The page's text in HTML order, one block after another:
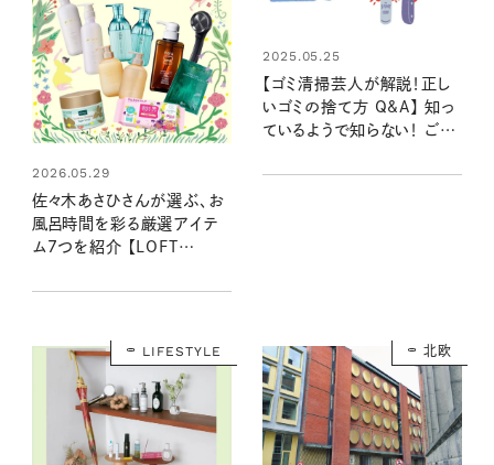
2026.05.29
佐々木あさひさんが選ぶ、お
風呂時間を彩る厳選アイテ
ム7つを紹介 【LOFT
2025.05.25
【ゴミ清掃芸人が解説！正し
いゴミの捨て方 Q&A】 知っ
ているようで知らない！ ごみ
LIFESTYLE 北欧